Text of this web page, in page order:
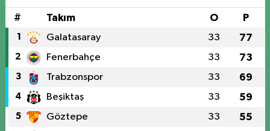
# Takım O P
1 Galatasaray 33 77
2 Fenerbahçe 33 73
3 Trabzonspor 33 69
4 Beşiktaş 33 59
5 Göztepe 33 55